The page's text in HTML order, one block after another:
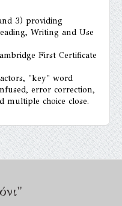
3) providing
Writing and Use
First Certificate
"key" word
error correction,
multiple choice close.